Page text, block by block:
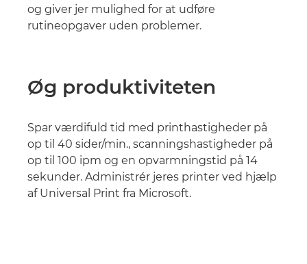
og giver jer mulighed for at udføre
rutineopgaver uden problemer.
Øg produktiviteten
Spar værdifuld tid med printhastigheder på
op til 40 sider/min., scanningshastigheder på
op til 100 ipm og en opvarmningstid på 14
sekunder. Administrér jeres printer ved hjælp
af Universal Print fra Microsoft.